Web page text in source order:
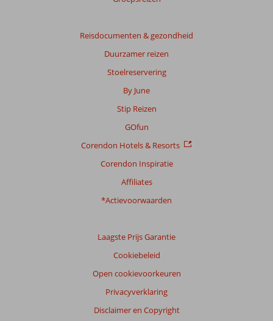
Reisdocumenten & gezondheid
Duurzamer reizen
Stoelreservering
By June
Stip Reizen
GOfun
Corendon Hotels & Resorts
Corendon Inspiratie
Affiliates
*Actievoorwaarden
Laagste Prijs Garantie
Cookiebeleid
Open cookievoorkeuren
Privacyverklaring
Disclaimer en Copyright